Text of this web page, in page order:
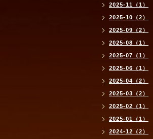
2025-11（1）
2025-10（2）
2025-09（2）
2025-08（1）
2025-07（1）
2025-06（1）
2025-04（2）
2025-03（2）
2025-02（1）
2025-01（1）
2024-12（2）